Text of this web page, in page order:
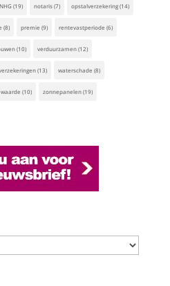
NHG(19) notaris(7) opstalverzekering(14)
(8) premie (9) rentevastperiode (6)
(10) verduurzamen(12)
(13) waterschade (8)
waarde (10) zonnepanelen(19)